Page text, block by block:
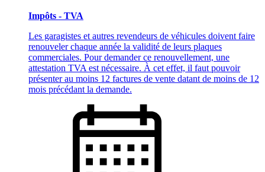
Impôts - TVA
Les garagistes et autres revendeurs de véhicules doivent faire
renouveler chaque année la validité de leurs plaques
commerciales. Pour demander ce renouvellement, une
attestation TVA est nécessaire. À cet effet, il faut pouvoir
présenter au moins 12 factures de vente datant de moins de 12
mois précédant la demande.